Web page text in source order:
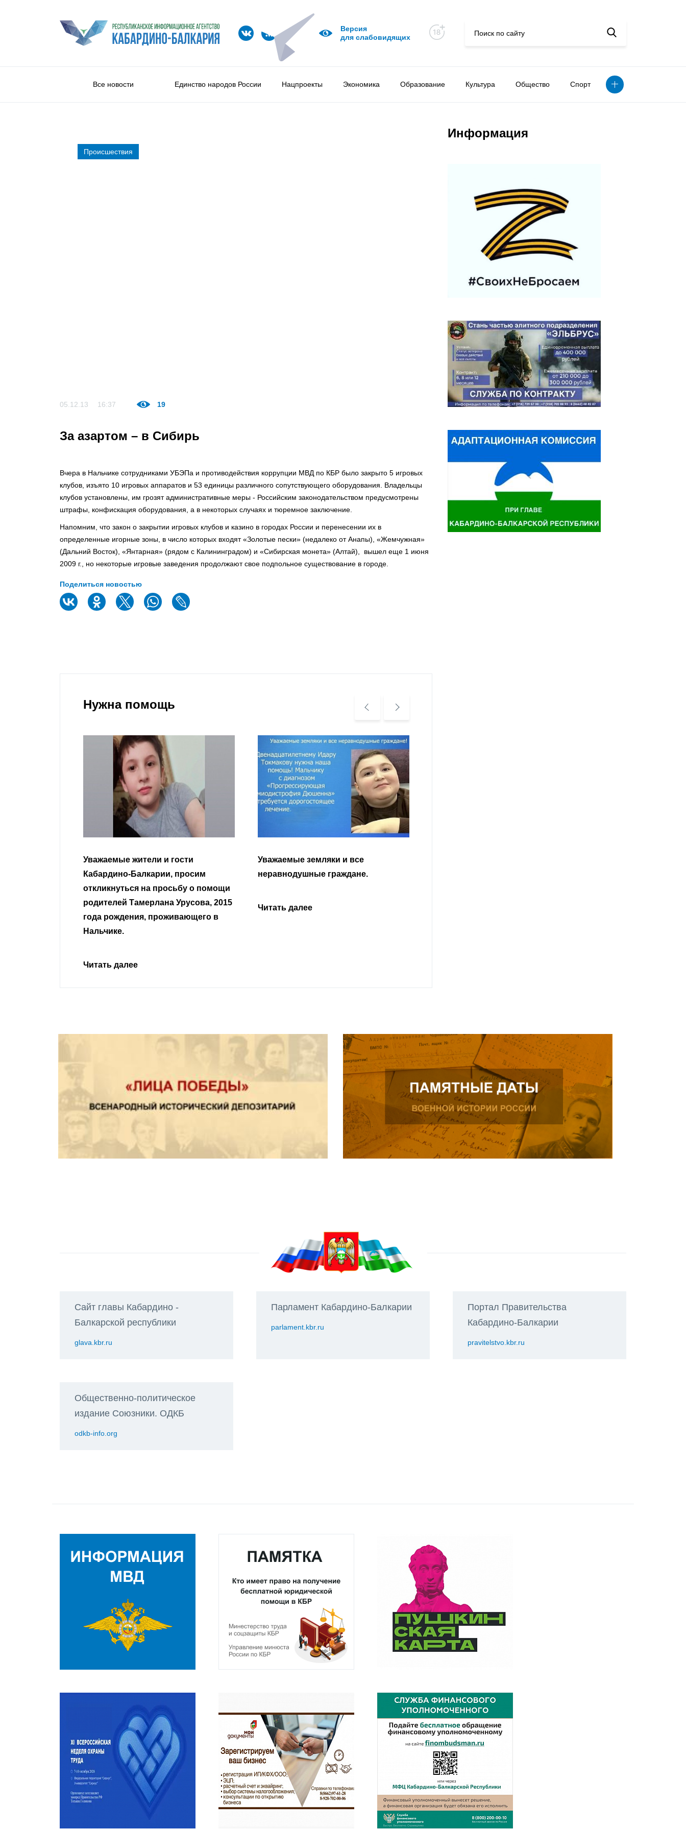
Версия
для слабовидящих
Все новости Единство народов России Нацпроекты Экономика Образование Культура Общество Спорт
Происшествия
05.12.13 16:37 19
За азартом – в Сибирь
Вчера в Нальчике сотрудниками УБЭПа и противодействия коррупции МВД по КБР было закрыто 5 игровых
клубов, изъято 10 игровых аппаратов и 53 единицы различного сопутствующего оборудования. Владельцы
клубов установлены, им грозят административные меры - Российским законодательством предусмотрены
штрафы, конфискация оборудования, а в некоторых случаях и тюремное заключение.
Напомним, что закон о закрытии игровых клубов и казино в городах России и перенесении их в
определенные игорные зоны, в число которых входят «Золотые пески» (недалеко от Анапы), «Жемчужная»
(Дальний Восток), «Янтарная» (рядом с Калининградом) и «Сибирская монета» (Алтай), вышел еще 1 июня
2009 г., но некоторые игровые заведения продолжают свое подпольное существование в городе.
Поделиться новостью
Информация
Нужна помощь
Уважаемые земляки и все
неравнодушные граждане.
Читать далее
Читать далее
Сайт главы Кабардино -
Балкарской республики
glava.kbr.ru
Парламент Кабардино-Балкарии
parlament.kbr.ru
Портал Правительства
Кабардино-Балкарии
pravitelstvo.kbr.ru
Общественно-политическое
издание Союзники. ОДКБ
odkb-info.org